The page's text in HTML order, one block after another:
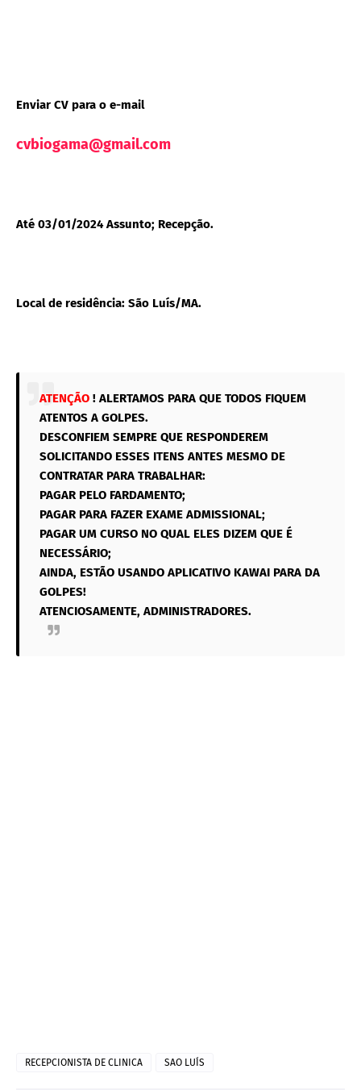
Enviar CV para o e-mail
cvbiogama@gmail.com
Até 03/01/2024 Assunto; Recepção.
Local de residência: São Luís/MA.
ATENÇÃO ! ALERTAMOS PARA QUE TODOS FIQUEM
ATENTOS A GOLPES.
DESCONFIEM SEMPRE QUE RESPONDEREM
SOLICITANDO ESSES ITENS ANTES MESMO DE
CONTRATAR PARA TRABALHAR:
PAGAR PELO FARDAMENTO;
PAGAR PARA FAZER EXAME ADMISSIONAL;
PAGAR UM CURSO NO QUAL ELES DIZEM QUE É
NECESSÁRIO;
AINDA, ESTÃO USANDO APLICATIVO KAWAI PARA DA
GOLPES!
ATENCIOSAMENTE, ADMINISTRADORES.
RECEPCIONISTA DE CLINICA SAO LUÍS